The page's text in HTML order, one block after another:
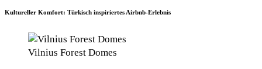
Kultureller Komfort: Türkisch inspiriertes Airbnb-Erlebnis
Vilnius Forest Domes